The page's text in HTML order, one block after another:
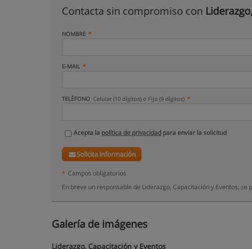
Contacta sin compromiso con
NOMBRE
E-MAIL
TELÉFONO Celular (10 dígitos) o Fijo (9 dígitos)
Acepta la política de privacidad para enviar la solicitud
Solicita información
* Campos obligatorios
En breve un responsable de Liderazgo, Capacitación y Eventos,
Galería de imágenes
Liderazgo, Capacitación y Eventos